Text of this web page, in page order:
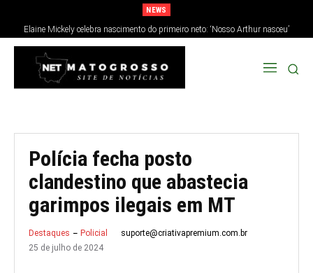
NEWS
Elaine Mickely celebra nascimento do primeiro neto: ‘Nosso Arthur nasceu’
Polícia fecha posto
clandestino que abastecia
garimpos ilegais em MT
Destaques Policial
suporte@criativapremium.com.br
25 de julho de 2024